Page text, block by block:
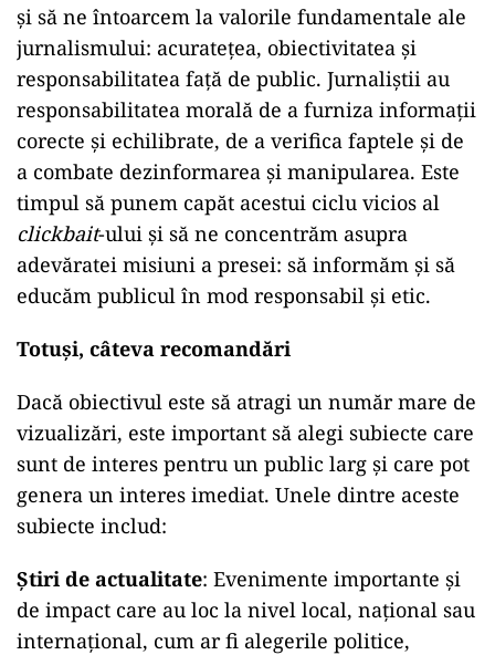
și să ne întoarcem la valorile fundamentale ale
jurnalismului: acuratețea, obiectivitatea și
responsabilitatea față de public. Jurnaliștii au
responsabilitatea morală de a furniza informații
corecte și echilibrate, de a verifica faptele și de
a combate dezinformarea și manipularea. Este
timpul să punem capăt acestui ciclu vicios al
clickbait-ului și să ne concentrăm asupra
adevăratei misiuni a presei: să informăm și să
educăm publicul în mod responsabil și etic.
Totuși, câteva recomandări
Dacă obiectivul este să atragi un număr mare de
vizualizări, este important să alegi subiecte care
sunt de interes pentru un public larg și care pot
genera un interes imediat. Unele dintre aceste
subiecte includ:
Știri de actualitate: Evenimente importante și
de impact care au loc la nivel local, național sau
internațional, cum ar fi alegerile politice,